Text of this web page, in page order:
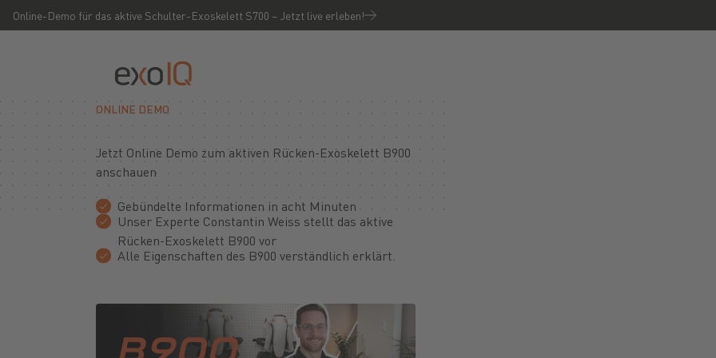
Online-Demo für das aktive Schulter-Exoskelett S700 – Jetzt live erleben!
ONLINE DEMO
Jetzt Online Demo zum aktiven Rücken-Exoskelett B900
anschauen
Gebündelte Informationen in acht Minuten
Unser Experte Constantin Weiss stellt das aktive
Rücken-Exoskelett B900 vor
Alle Eigenschaften des B900 verständlich erklärt.